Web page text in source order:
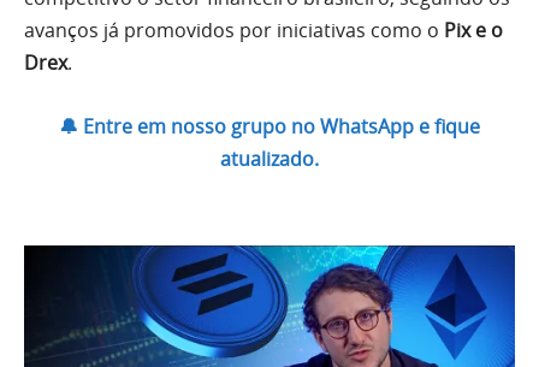
avanços já promovidos por iniciativas como o Pix e o
Drex.
🔔 Entre em nosso grupo no WhatsApp e fique
atualizado.